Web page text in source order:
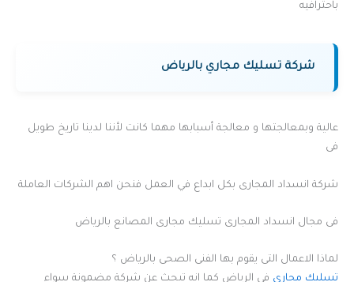
باحترافيه
شركة تسليك مجاري بالرياض
عالية وبمعالجتها و معالجة أسبابها مهما كانت لأننا لدينا تاريخ طويل
فى
شركة انسداد المجارى بكل ابداع في العمل فنحن اهم الشركات العاملة
فى مجال انسداد المجارى تسليك مجارى المصانع بالرياض
لماذا الاعمال التى يقوم بها الفنى الصحى بالرياض ؟
تسليك مجارى فى الرياض كما انه تبحث عن شركة مضمونة سواء